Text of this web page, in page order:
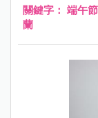
關鍵字： 端午節
蘭